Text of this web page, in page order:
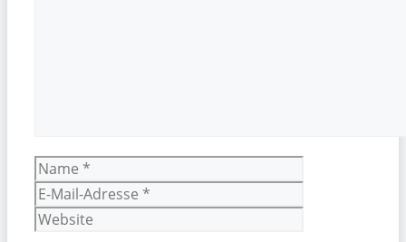
Name
E-
Mail-
Adresse
Website